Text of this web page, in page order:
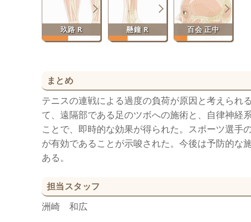
玖路 R 懸鐘 R 百会 正中
まとめ
テニスの連戦による過度の負荷が原因と考えられ
て、遠隔部である足のツボへの施術と、自律神経
ことで、即時的な効果が得られた。スポーツ選手
が有効であることが示唆された。今後は予防的な
ある。
担当スタッフ
洲崎 和広